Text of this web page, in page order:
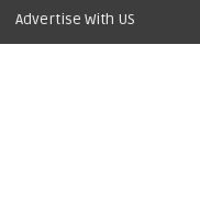
Advertise With US